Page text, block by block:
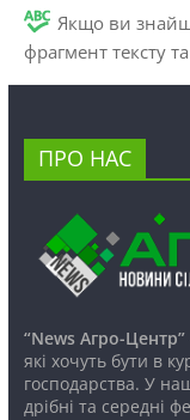
Якщо ви
фрагмент тексту
ПРО НАС
“News Агро-Центр”
які хочуть бути в
господарства. У
дрібні та середні